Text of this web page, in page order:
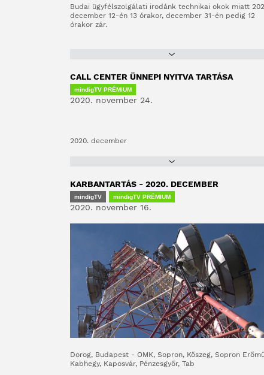
Budai ügyfélszolgálati irodánk technikai okok miatt
december 12-én 13 órakor, december 31-én pedig 12
órakor zár.
CALL CENTER ÜNNEPI NYITVA TARTÁSA
mindigTV PRÉMIUM
2020. november 24.
2020. december
KARBANTARTÁS - 2020. DECEMBER
mindigTV mindigTV PRÉMIUM
2020. november 16.
Dorog, Budapest - OMK, Sopron, Kőszeg, Sopron
Kabhegy, Kaposvár, Pénzesgyőr, Tab